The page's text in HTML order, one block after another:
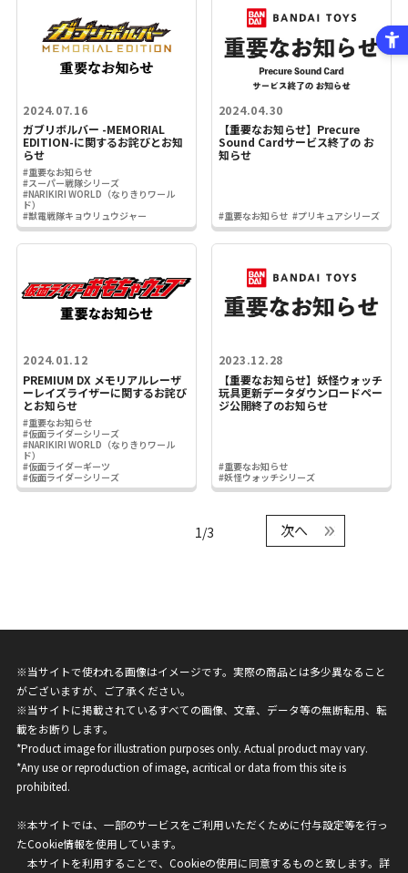
2024.07.16
ガブリボルバー -MEMORIAL
EDITION-に関するお詫びとお知
らせ
#重要なお知らせ
#スーパー戦隊シリーズ
#NARIKIRI WORLD（なりきりワール
ド）
#獣電戦隊キョウリュウジャー
2024.04.30
【重要なお知らせ】Precure
Sound Cardサービス終了の お
知らせ
#重要なお知らせ #プリキュアシリーズ
2024.01.12
PREMIUM DX メモリアルレーザ
ーレイズライザーに関するお詫び
とお知らせ
#重要なお知らせ
#仮面ライダーシリーズ
#NARIKIRI WORLD（なりきりワール
ド）
#仮面ライダーギーツ
#仮面ライダーシリーズ
2023.12.28
【重要なお知らせ】妖怪ウォッチ
玩具更新データダウンロードペー
ジ公開終了のお知らせ
#重要なお知らせ
#妖怪ウォッチシリーズ
1/3 次へ
※当サイトで使われる画像はイメージです。実際の商品とは多少異なること
がございますが、ご了承ください。
※当サイトに掲載されているすべての画像、文章、データ等の無断転用、転
載をお断りします。
*Product image for illustration purposes only. Actual product may vary.
*Any use or reproduction of image, acritical or data from this site is
prohibited.
※本サイトでは、一部のサービスをご利用いただくために付与設定等を行っ
たCookie情報を使用しています。
本サイトを利用することで、Cookieの使用に同意するものと致します。詳